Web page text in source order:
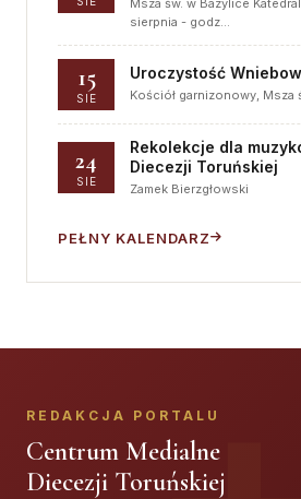
Msza św. w Bazylice
sierpnia - godz…
15
SIE
Uroczystość
Kościół garnizonowy, Msza
24
SIE
Rekolekcje dla
Diecezji Toruńskiej
Zamek Bierzgłowski
PEŁNY KALENDARZ
REDAKCJA PORTALU
Centrum Medialne
Diecezji Toruńskiej